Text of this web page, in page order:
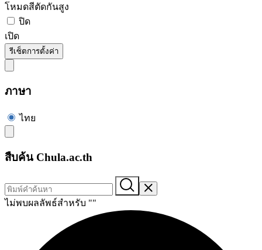
โหมดสีตัดกันสูง
ปิด
เปิด
รีเซ็ตการตั้งค่า
ภาษา
ไทย
สืบค้น Chula.ac.th
ไม่พบผลลัพธ์สำหรับ ""